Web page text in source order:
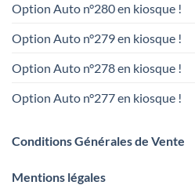
Option Auto n°280 en kiosque !
Option Auto n°279 en kiosque !
Option Auto n°278 en kiosque !
Option Auto n°277 en kiosque !
Conditions Générales de Vente
Mentions légales